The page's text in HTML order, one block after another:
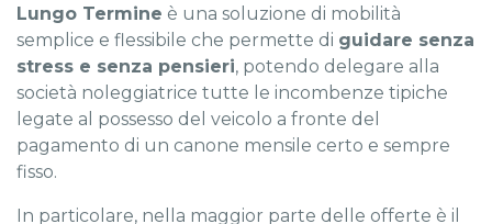
Lungo Termine è una soluzione di mobilità
semplice e flessibile che permette di guidare senza
stress e senza pensieri, potendo delegare alla
società noleggiatrice tutte le incombenze tipiche
legate al possesso del veicolo a fronte del
pagamento di un canone mensile certo e sempre
fisso.
In particolare, nella maggior parte delle offerte è il